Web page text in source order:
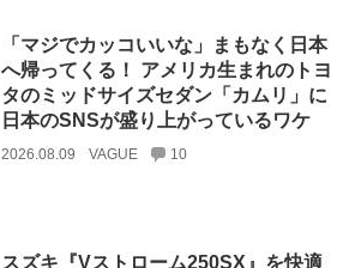
「マジでカッコいいな」まもなく日本
へ帰ってくる！ アメリカ生まれのトヨ
タのミッドサイズセダン「カムリ」に
日本のSNSが盛り上がっているワケ
2026.08.09 VAGUE 10
スズキ『Vストローム250SX』を快適